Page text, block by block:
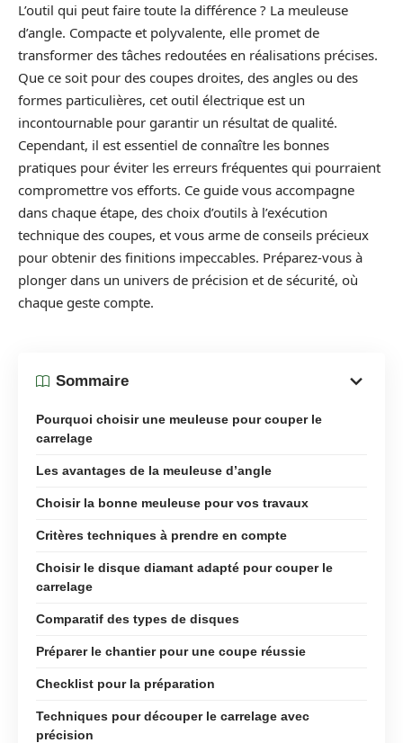
L’outil qui peut faire toute la différence ? La meuleuse
d’angle. Compacte et polyvalente, elle promet de
transformer des tâches redoutées en réalisations précises.
Que ce soit pour des coupes droites, des angles ou des
formes particulières, cet outil électrique est un
incontournable pour garantir un résultat de qualité.
Cependant, il est essentiel de connaître les bonnes
pratiques pour éviter les erreurs fréquentes qui pourraient
compromettre vos efforts. Ce guide vous accompagne
dans chaque étape, des choix d’outils à l’exécution
technique des coupes, et vous arme de conseils précieux
pour obtenir des finitions impeccables. Préparez-vous à
plonger dans un univers de précision et de sécurité, où
chaque geste compte.
Sommaire
Pourquoi choisir une meuleuse pour couper le
carrelage
Les avantages de la meuleuse d’angle
Choisir la bonne meuleuse pour vos travaux
Critères techniques à prendre en compte
Choisir le disque diamant adapté pour couper le
carrelage
Comparatif des types de disques
Préparer le chantier pour une coupe réussie
Checklist pour la préparation
Techniques pour découper le carrelage avec
précision